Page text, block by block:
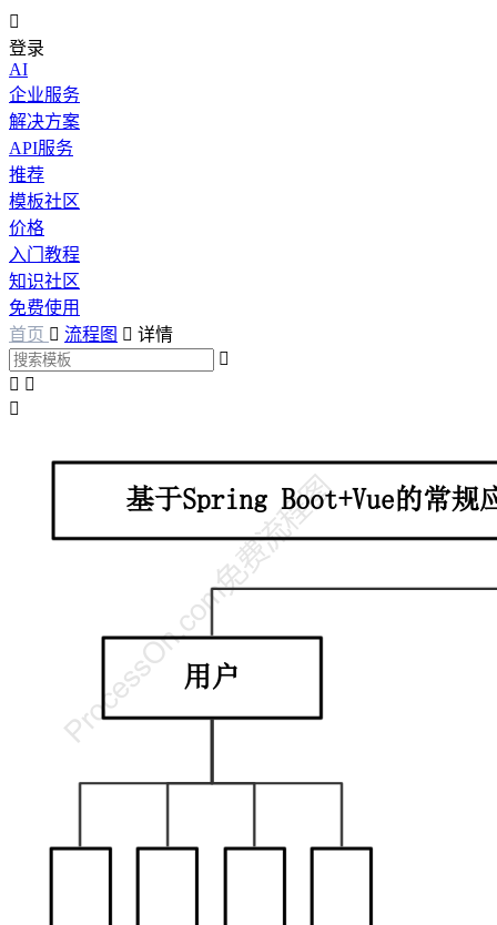

登录
AI
企业服务
解决方案
API服务
推荐
模板社区
价格
入门教程
知识社区
免费使用
首页  流程图  详情

 
